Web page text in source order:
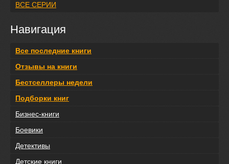
ВСЕ СЕРИИ
Навигация
Все последние книги
Отзывы на книги
Бестселлеры недели
Подборки книг
Бизнес-книги
Боевики
Детективы
Детские книги